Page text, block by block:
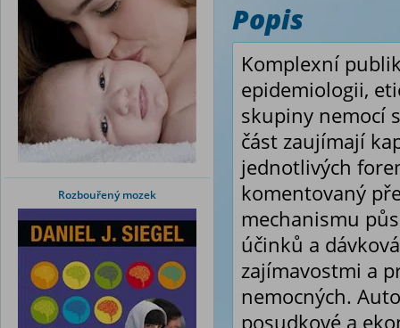
Rozbouřený mozek
Popis
Komplexní
epidemiologii,
skupiny nemocí
část zaujímají
jednotlivých
komentovaný
mechanismu
účinků a
zajímavostmi a
nemocných.
posudkové a